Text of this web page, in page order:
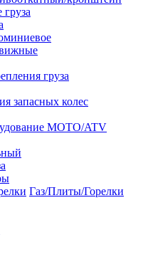
груза
запасных колес
MOTO/ATV
Газ/Плиты/Горелки